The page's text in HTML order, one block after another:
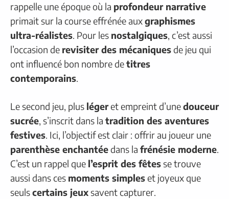
rappelle une époque où la profondeur narrative
primait sur la course effrénée auxgraphismes
ultra-réalistes. Pour les nostalgiques, c’est aussi
l’occasion de revisiter des mécaniquesde jeu qui
ont influencé bon nombre detitres
contemporains.
Le second jeu, plus légeret empreint d’unedouceur
sucrée, s’inscrit dans la tradition des aventures
festives. Ici, l’objectif est clair : offrir au joueur une
parenthèse enchantéedans la frénésie moderne.
C’est un rappel que l’esprit des fêtes se trouve
aussi dans ces moments simpleset joyeux que
seulscertains jeux savent capturer.